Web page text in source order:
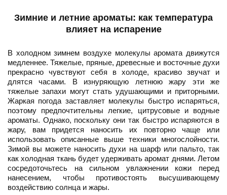
Зимние и летние ароматы: как температура
влияет на испарение
В холодном зимнем воздухе молекулы аромата движутся
медленнее. Тяжелые, пряные, древесные и восточные духи
прекрасно чувствуют себя в холоде, красиво звучат и
длятся часами. В изнуряющую летнюю жару эти же
тяжелые запахи могут стать удушающими и приторными.
Жаркая погода заставляет молекулы быстро испаряться,
поэтому предпочтительны легкие, цитрусовые и водные
ароматы. Однако, поскольку они так быстро испаряются в
жару, вам придется наносить их повторно чаще или
использовать описанные выше техники многослойности.
Зимой вы можете наносить духи на шарф или пальто, так
как холодная ткань будет удерживать аромат днями. Летом
сосредоточьтесь на сильном увлажнении кожи перед
нанесением, чтобы противостоять высушивающему
воздействию солнца и жары.